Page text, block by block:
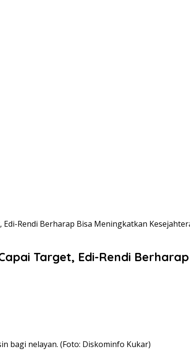
Rendi Berharap Bisa Meningkatkan
Target, Edi-Rendi
bagi nelayan. (Foto: Diskominfo Kukar)